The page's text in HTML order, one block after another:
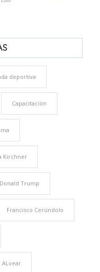
deportiva
Capacitación
Kirchner
Donald Trump
Francisco Cerúndolo
ALvear